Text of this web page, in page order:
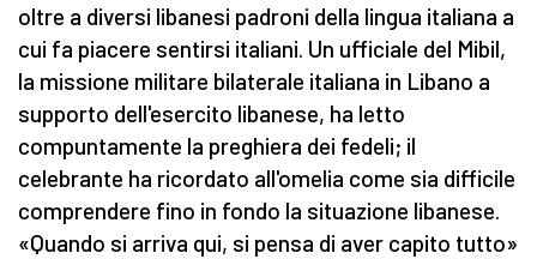
oltre a diversi libanesi padroni della lingua italiana a
cui fa piacere sentirsi italiani. Un ufficiale del Mibil,
la missione militare bilaterale italiana in Libano a
supporto dell'esercito libanese, ha letto
compuntamente la preghiera dei fedeli; il
celebrante ha ricordato all'omelia come sia difficile
comprendere fino in fondo la situazione libanese.
«Quando si arriva qui, si pensa di aver capito tutto»